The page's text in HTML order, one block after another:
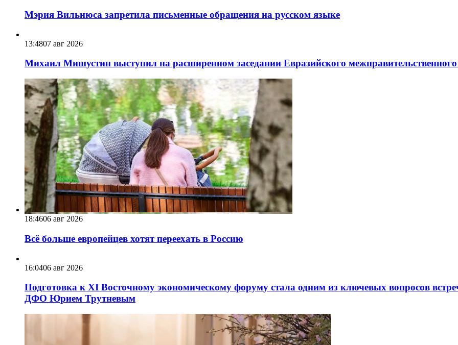
Мэрия Вильнюса запретила письменные обращения на русском языке
13:4807 авг 2026
Михаил Мишустин выступил на расширенном заседании Евразийского
18:4606 авг 2026
Всё больше европейцев хотят переехать в Россию
16:0406 авг 2026
Подготовка к XI Восточному экономическому форуму стала одним из ключевых вопросов
ДФО Юрием Трутневым